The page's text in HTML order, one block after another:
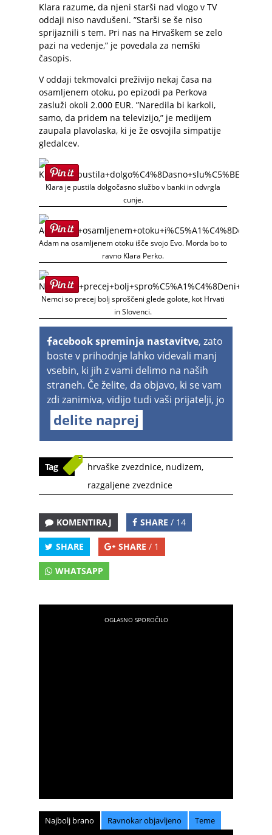
Klara razume, da njeni starši nad vlogo v TV
oddaji niso navdušeni. ”Starši se še niso
sprijaznili s tem. Pri nas na Hrvaškem se zelo
pazi na vedenje,” je povedala za nemški
časopis.
V oddaji tekmovalci preživijo nekaj časa na
osamljenem otoku, po epizodi pa Perkova
zasluži okoli 2.000 EUR. ”Naredila bi karkoli,
samo, da pridem na televizijo,” je medijem
zaupala plavolaska, ki je že osvojila simpatije
gledalcev.
Klara je pustila dolgočasno službo v banki in odvrgla
cunje.
Adam na osamljenem otoku išče svojo Evo. Morda bo to
ravno Klara Perko.
Nemci so precej bolj sproščeni glede golote, kot Hrvati
in Slovenci.
acebook spreminja nastavitve, zato
boste v prihodnje lahko videvali manj
vsebin, ki jih z vami delimo na naših
straneh. Če želite, da objavo, ki se vam
zdi zanimiva, vidijo tudi vaši prijatelji, jo
delite naprej
Tag hrvaške zvezdnice, nudizem,
razgaljene zvezdnice
KOMENTIRAJ SHARE / 14
SHARE SHARE / 1
WHATSAPP
Najbolj brano Ravnokar objavljeno Teme